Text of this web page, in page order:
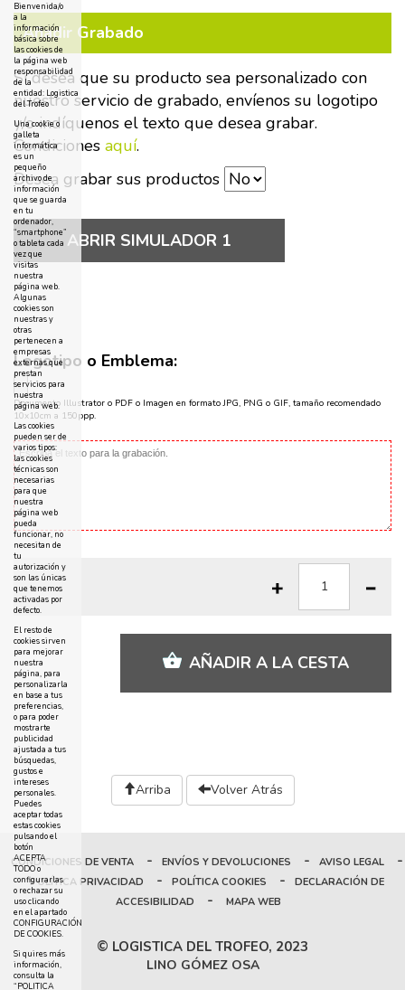
Añadir Grabado
Si desea que su producto sea personalizado con
nuestro servicio de grabado, envíenos su logotipo
y/o indíquenos el texto que desea grabar.
Condiciones aquí.
Desea grabar sus productos
ABRIR SIMULADOR 1
Logotipo o Emblema:
Documento Illustrator o PDF o Imagen en formato JPG, PNG o GIF, tamaño recomendado
10x10cm a 150ppp.
AÑADIR A LA CESTA
Arriba Volver Atrás
CONDICIONES DE VENTA - ENVÍOS Y DEVOLUCIONES - AVISO LEGAL -
POLÍTICA PRIVACIDAD - POLÍTICA COOKIES -
DECLARACIÓN DE
ACCESIBILIDAD
- MAPA WEB
© LOGISTICA DEL TROFEO, 2023
LINO GÓMEZ OSA
Bienvenida/o
a la
información
básica sobre
las cookies de
la página web
responsabilidad
de la
entidad: Logistica
del Trofeo
Una cookie o
galleta
informática
es un
pequeño
archivo de
información
que se guarda
en tu
ordenador,
“smartphone”
o tableta cada
vez que
visitas
nuestra
página web.
Algunas
cookies son
nuestras y
otras
pertenecen a
empresas
externas que
prestan
servicios para
nuestra
página web.
Las cookies
pueden ser de
varios tipos:
las cookies
técnicas son
necesarias
para que
nuestra
página web
pueda
funcionar, no
necesitan de
tu
autorización y
son las únicas
que tenemos
activadas por
defecto.
El resto de
cookies sirven
para mejorar
nuestra
página, para
personalizarla
en base a tus
preferencias,
o para poder
mostrarte
publicidad
ajustada a tus
búsquedas,
gustos e
intereses
personales.
Puedes
aceptar todas
estas cookies
pulsando el
botón
ACEPTA
TODO o
configurarlas
o rechazar su
uso clicando
en el apartado
CONFIGURACIÓN
DE COOKIES.
Si quires más
información,
consulta la
“POLITICA